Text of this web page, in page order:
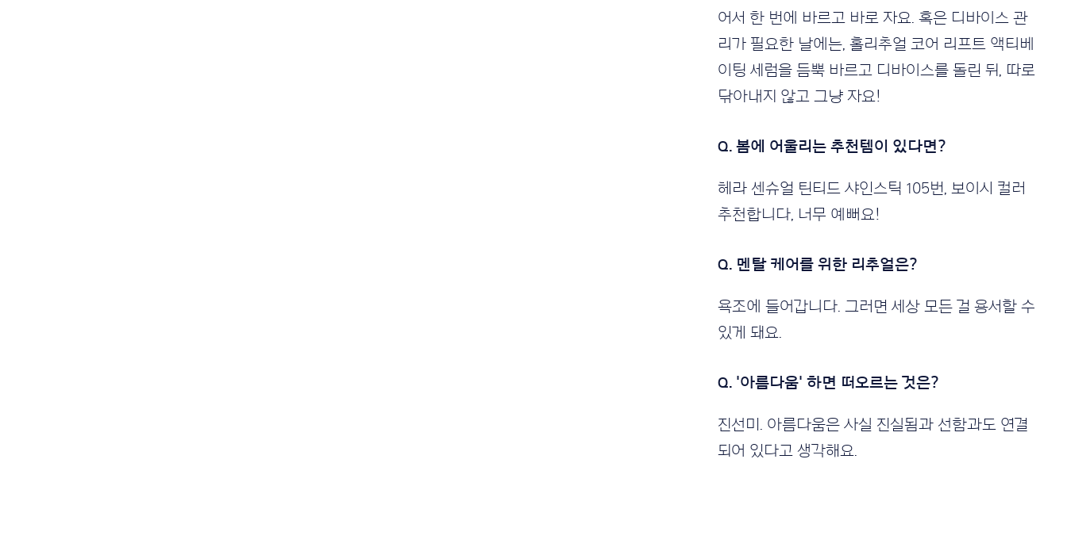
어서 한 번에 바르고 바로 자요. 혹은 디바이스 관
리가 필요한 날에는, 홀리추얼 코어 리프트 액티베
이팅 세럼을 듬뿍 바르고 디바이스를 돌린 뒤, 따로
닦아내지 않고 그냥 자요!
Q. 봄에 어울리는 추천템이 있다면?
헤라 센슈얼 틴티드 샤인스틱 105번, 보이시 컬러
추천합니다, 너무 예뻐요!
Q. 멘탈 케어를 위한 리추얼은?
욕조에 들어갑니다. 그러면 세상 모든 걸 용서할 수
있게 돼요.
Q. '아름다움' 하면 떠오르는 것은?
진선미. 아름다움은 사실 진실됨과 선함과도 연결
되어 있다고 생각해요.